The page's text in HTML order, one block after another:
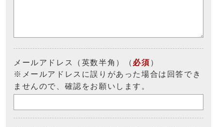
メールアドレス（英数半角）（ 必須 ）
※メールアドレスに誤りがあった場合は回答でき
ませんので、確認をお願いします。